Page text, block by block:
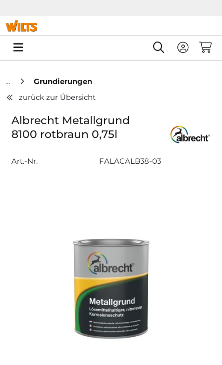
0
Grundierungen
zurück zur Übersicht
Albrecht Metallgrund
8100 rotbraun 0,75l
Art.-Nr. FALACALB38-03